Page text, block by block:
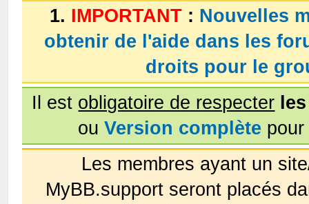
1. IMPORTANT : Nouvelles
obtenir de l'aide dans les
droits pour le
Il est obligatoire de respecter
ouVersion complète
Les membres ayant un
MyBB.support seront placés